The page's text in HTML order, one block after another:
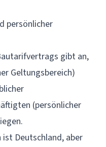
persönlicher
gibt an,
Geltungsbereich)
(persönlicher
ist Deutschland, aber